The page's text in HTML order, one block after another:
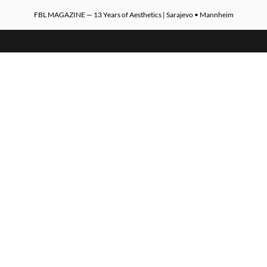
FBL MAGAZINE — 13 Years of Aesthetics | Sarajevo • Mannheim